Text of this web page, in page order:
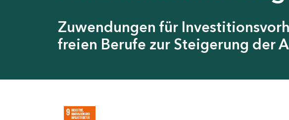
Zuwendungen für
freien Berufe zur Steigerung der